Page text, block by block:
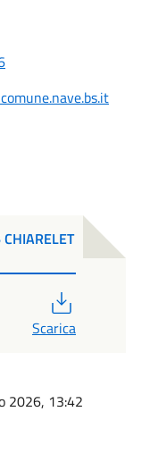
Scarica
2026, 13:42